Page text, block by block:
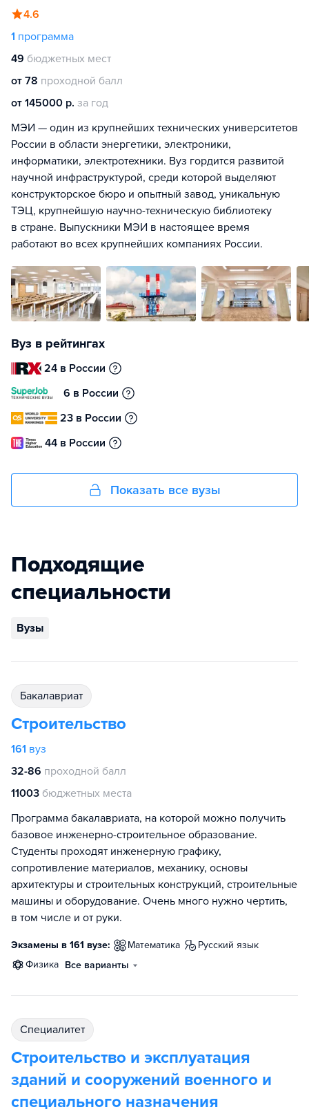
4.6
1 программа
49 бюджетных мест
от 78 проходной балл
от 145000 р. за год
МЭИ — один из крупнейших технических университетов
России в области энергетики, электроники,
информатики, электротехники. Вуз гордится развитой
научной инфраструктурой, среди которой выделяют
конструкторское бюро и опытный завод, уникальную
ТЭЦ, крупнейшую научно-техническую библиотеку
в стране. Выпускники МЭИ в настоящее время
работают во всех крупнейших компаниях России.
Вуз в рейтингах
24 в России
6 в России
23 в России
44 в России
Показать все вузы
Подходящие
специальности
Вузы
бакалавриат
Строительство
161 вуз
32-86 проходной балл
11003 бюджетных места
Программа бакалавриата, на которой можно получить
базовое инженерно-строительное образование.
Студенты проходят инженерную графику,
сопротивление материалов, механику, основы
архитектуры и строительных конструкций, строительные
машины и оборудование. Очень много нужно чертить,
в том числе и от руки.
Экзамены в 161 вузе: математика
русский язык
физика Все варианты
специалитет
Строительство и эксплуатация
зданий и сооружений военного и
специального назначения